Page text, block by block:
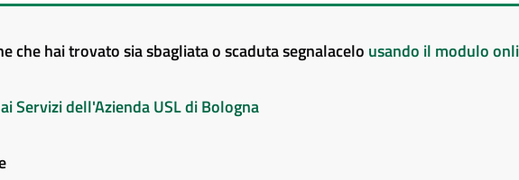
che hai trovato sia sbagliata o scaduta segnalacelo usando il modulo
Servizi dell'Azienda USL di Bologna